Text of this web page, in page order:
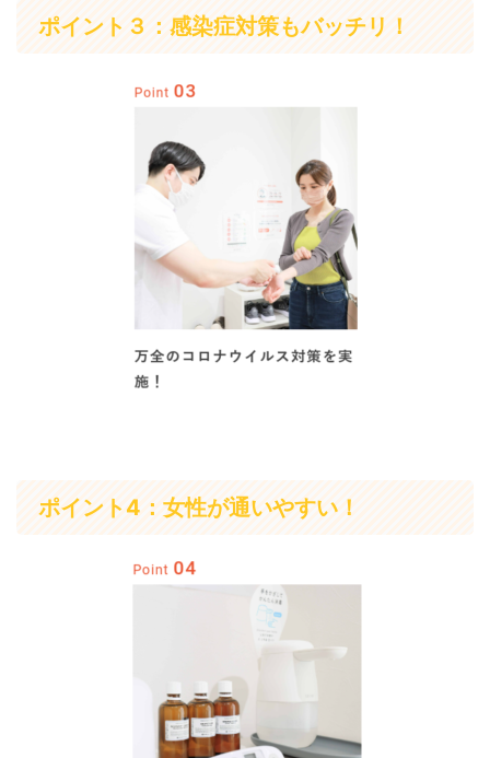
ポイント３：感染症対策もバッチリ！
ポイント4：女性が通いやすい！